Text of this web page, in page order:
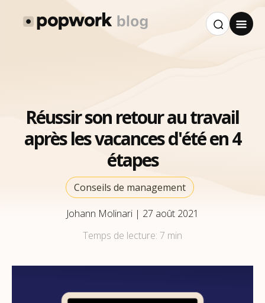
Réussir son retour au travail
après les vacances d'été en 4
étapes
Conseils de management
Johann Molinari | 27 août 2021
Temps de lecture: 7 min